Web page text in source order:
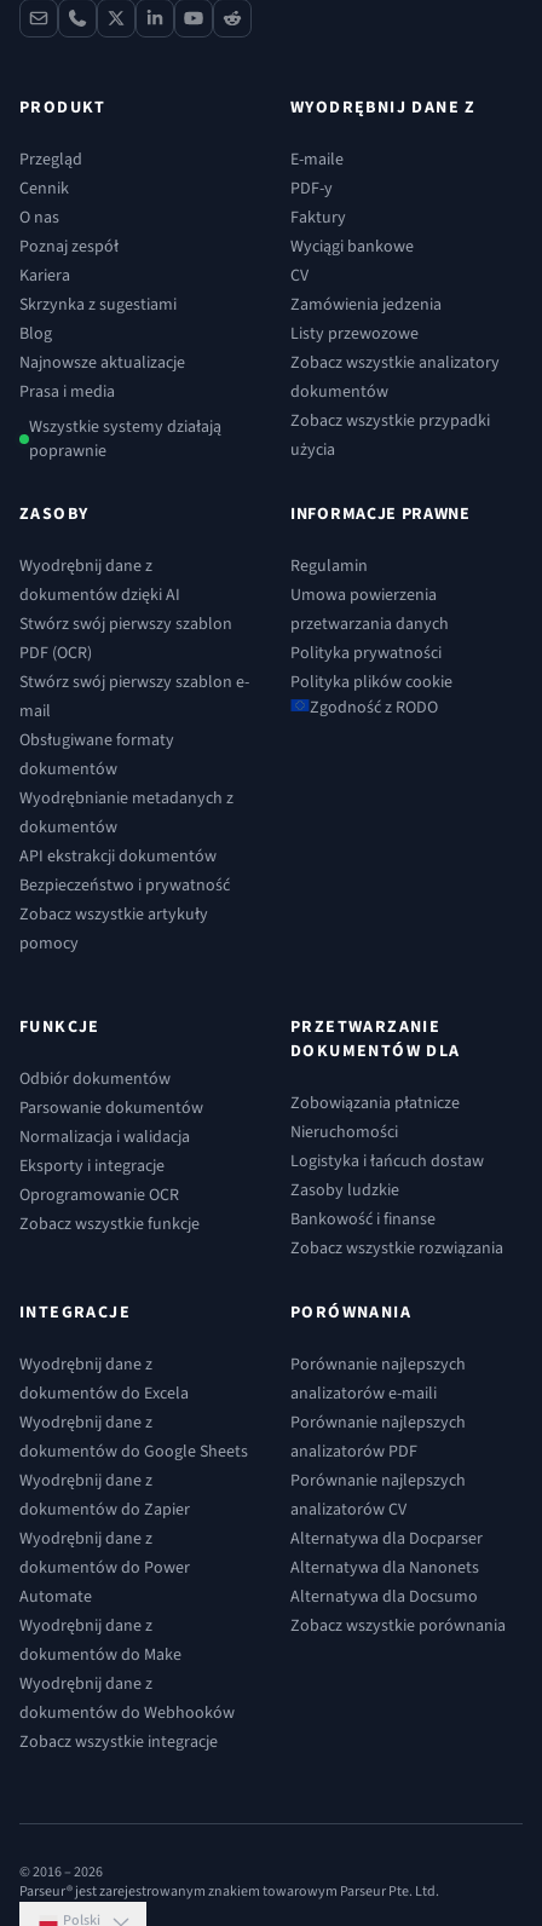
contactphone
x linkedinyoutube
reddit
PRODUKT
Przegląd
Cennik
O nas
Poznaj zespół
Kariera
Skrzynka z sugestiami
Blog
Najnowsze aktualizacje
Prasa i media
Wszystkie systemy działają
poprawnie
WYODRĘBNIJ DANE Z
E-maile
PDF-y
Faktury
Wyciągi bankowe
CV
Zamówienia jedzenia
Listy przewozowe
Zobacz wszystkie analizatory
dokumentów
Zobacz wszystkie przypadki
użycia
ZASOBY
Wyodrębnij dane z
dokumentów dzięki AI
Stwórz swój pierwszy szablon
PDF (OCR)
Stwórz swój pierwszy szablon e-
mail
Obsługiwane formaty
dokumentów
Wyodrębnianie metadanych z
dokumentów
API ekstrakcji dokumentów
Bezpieczeństwo i prywatność
Zobacz wszystkie artykuły
pomocy
INFORMACJE PRAWNE
Regulamin
Umowa powierzenia
przetwarzania danych
Polityka prywatności
Polityka plików cookie
Zgodność z RODO
FUNKCJE
Odbiór dokumentów
Parsowanie dokumentów
Normalizacja i walidacja
Eksporty i integracje
Oprogramowanie OCR
Zobacz wszystkie funkcje
PRZETWARZANIE
DOKUMENTÓW DLA
Zobowiązania płatnicze
Nieruchomości
Logistyka i łańcuch dostaw
Zasoby ludzkie
Bankowość i finanse
Zobacz wszystkie rozwiązania
INTEGRACJE
Wyodrębnij dane z
dokumentów do Excela
Wyodrębnij dane z
dokumentów do Google Sheets
Wyodrębnij dane z
dokumentów do Zapier
Wyodrębnij dane z
dokumentów do Power
Automate
Wyodrębnij dane z
dokumentów do Make
Wyodrębnij dane z
dokumentów do Webhooków
Zobacz wszystkie integracje
PORÓWNANIA
Porównanie najlepszych
analizatorów e-maili
Porównanie najlepszych
analizatorów PDF
Porównanie najlepszych
analizatorów CV
Alternatywa dla Docparser
Alternatywa dla Nanonets
Alternatywa dla Docsumo
Zobacz wszystkie porównania
© 2016 –2026
Parseur® jest zarejestrowanym znakiem towarowym Parseur Pte. Ltd.
Polski